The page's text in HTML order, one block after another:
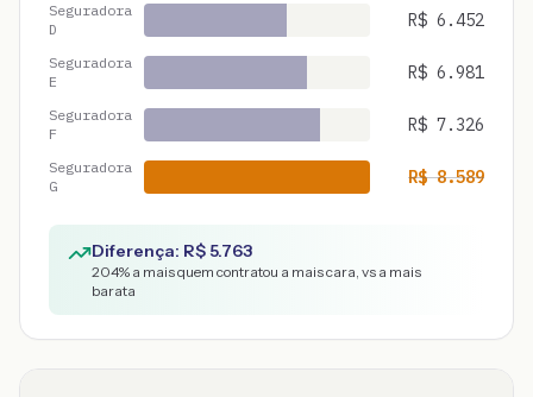
Seguradora
D
R$ 6.452
Seguradora
E
R$ 6.981
Seguradora
F
R$ 7.326
Seguradora
G
R$8.589
Diferença: R$5.763
204% a mais quem contratou a mais cara, vs a mais
barata